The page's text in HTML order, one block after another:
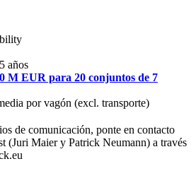
5 años
M EUR para 20 conjuntos de 7
por vagón (excl. transporte)
de comunicación, ponte en contacto
(Juri Maier y Patrick Neumann) a través